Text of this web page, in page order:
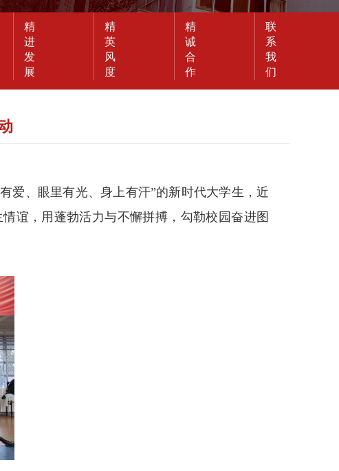
精
进
发
展
精
英
风
度
精
诚
合
作
联
系
我
们
爱、眼里有光、身上有汗”的新时代大学生，近
谊，用蓬勃活力与不懈拼搏，勾勒校园奋进图